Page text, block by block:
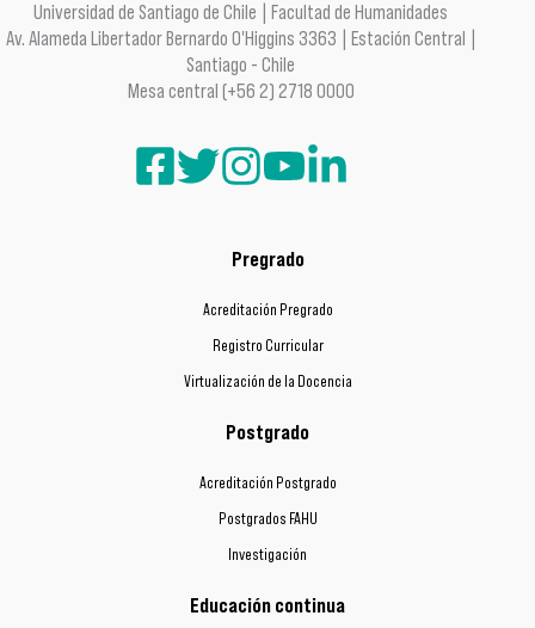
Universidad de Santiago de Chile | Facultad de Humanidades
Av. Alameda Libertador Bernardo O'Higgins 3363 | Estación Central |
Santiago - Chile
Mesa central (+56 2) 2718 0000
Pregrado
Acreditación Pregrado
Registro Curricular
Virtualización de la Docencia
Postgrado
Acreditación Postgrado
Postgrados FAHU
Investigación
Educación continua